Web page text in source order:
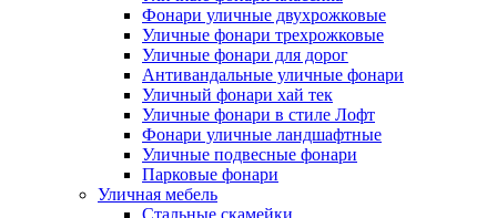
Фонари уличные двухрожковые
Уличные фонари трехрожковые
Уличные фонари для дорог
Антивандальные уличные фонари
Уличный фонари хай тек
Уличные фонари в стиле Лофт
Фонари уличные ландшафтные
Уличные подвесные фонари
Парковые фонари
Уличная мебель
Стальные скамейки